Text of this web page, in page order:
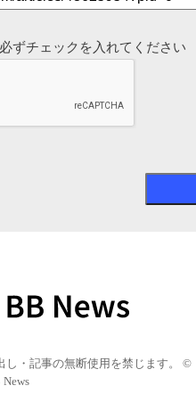
ずチェックを入れてください
し・記事の無断使用を禁じます。 ©
News